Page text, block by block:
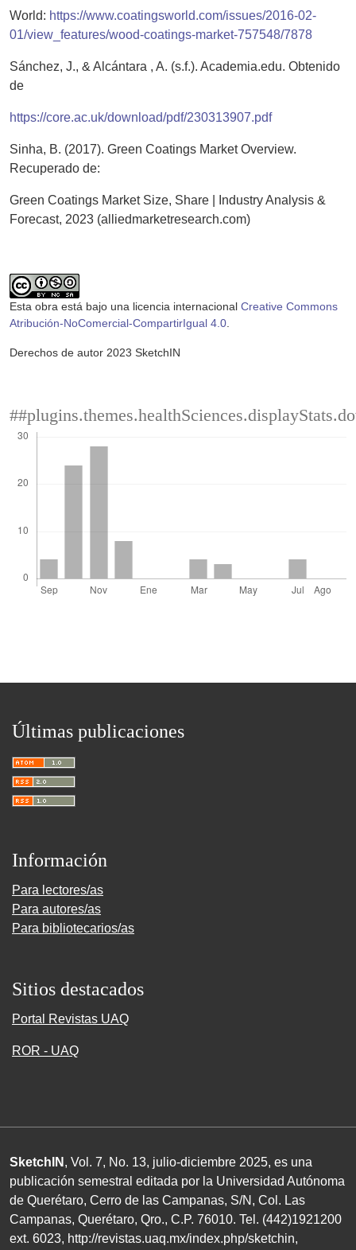
World: https://www.coatingsworld.com/issues/2016-02-
01/view_features/wood-coatings-market-757548/7878
Sánchez, J., & Alcántara , A. (s.f.). Academia.edu. Obtenido
de
https://core.ac.uk/download/pdf/230313907.pdf
Sinha, B. (2017). Green Coatings Market Overview.
Recuperado de:
Green Coatings Market Size, Share | Industry Analysis &
Forecast, 2023 (alliedmarketresearch.com)
Esta obra está bajo una licencia internacional Creative Commons
Atribución-NoComercial-CompartirIgual 4.0.
Derechos de autor 2023 SketchIN
Últimas publicaciones
Información
Para lectores/as
Para autores/as
Para bibliotecarios/as
Sitios destacados
Portal Revistas UAQ
ROR - UAQ
SketchIN , Vol. 7, No. 13, julio-diciembre 2025, es una
publicación semestral editada por la Universidad Autónoma
de Querétaro, Cerro de las Campanas, S/N , Col. Las
Campanas, Querétaro, Qro., C.P. 76010. Tel. (442)1921200
ext. 6023, http://revistas.uaq.mx/index.php/sketchin,